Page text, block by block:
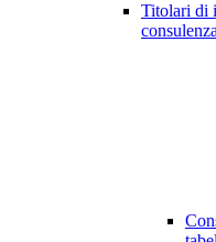
Titolari di
consulenza